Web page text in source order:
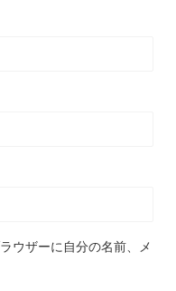
ウザーに自分の名前、メ